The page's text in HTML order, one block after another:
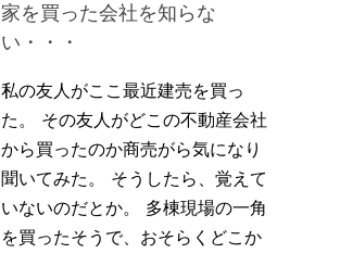
家を買った会社を知らな
い・・・
私の友人がここ最近建売を買っ
た。 その友人がどこの不動産会社
から買ったのか商売がら気になり
聞いてみた。 そうしたら、覚えて
いないのだとか。 多棟現場の一角
を買ったそうで、おそらくどこか